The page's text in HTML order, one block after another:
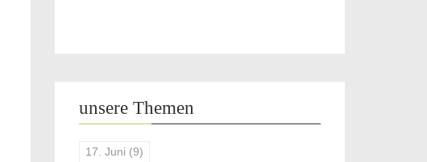
unsere Themen
17. Juni (9)